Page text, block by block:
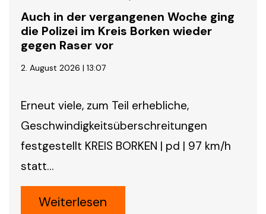
Auch in der vergangenen Woche ging
die Polizei im Kreis Borken wieder
gegen Raser vor
2. August 2026 | 13:07
Erneut viele, zum Teil erhebliche,
Geschwindigkeitsüberschreitungen
festgestellt KREIS BORKEN | pd | 97 km/h
statt…
Weiterlesen